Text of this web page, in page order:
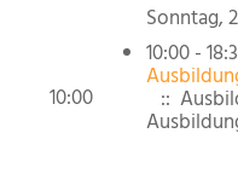
Sonntag,
10:00
10:00 -
::